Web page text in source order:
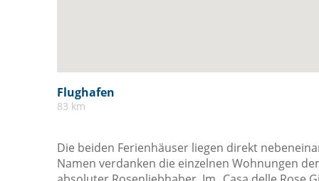
Flughafen
83 km
Die beiden Ferienhäuser liegen direkt
Namen verdanken die einzelnen Wohnungen